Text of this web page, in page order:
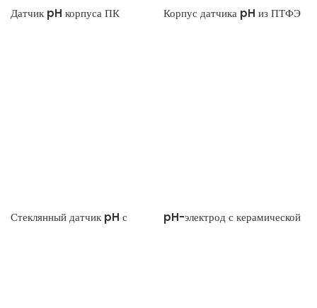
Датчик pH корпуса ПК Корпус датчика pH из ПТФЭ
Стеклянный датчик pH с
pH-электрод с керамической